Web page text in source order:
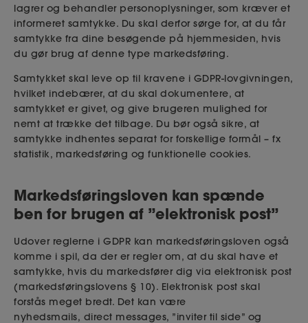
lagrer og behandler personoplysninger, som kræver et
informeret samtykke. Du skal derfor sørge for, at du får
samtykke fra dine besøgende på hjemmesiden, hvis
du gør brug af denne type markedsføring.
Samtykket skal leve op til kravene i GDPR-lovgivningen,
hvilket indebærer, at du skal dokumentere, at
samtykket er givet, og give brugeren mulighed for
nemt at trække det tilbage. Du bør også sikre, at
samtykke indhentes separat for forskellige formål – fx
statistik, markedsføring og funktionelle cookies.
Markedsføringsloven kan spænde
ben for brugen af ”elektronisk post”
Udover reglerne i GDPR kan markedsføringsloven også
komme i spil, da der er regler om, at du skal have et
samtykke, hvis du markedsfører dig via elektronisk post
(markedsføringslovens § 10). Elektronisk post skal
forstås meget bredt. Det kan være
nyhedsmails, direct messages, ”inviter til side” og